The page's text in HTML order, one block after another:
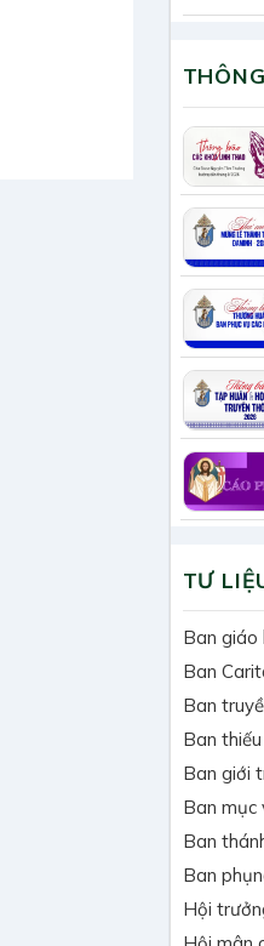
TƯ
Ban giáo
Ban
Ban
Ban thiếu
Ban giới
Ban mục
Ban
Ban
Hội